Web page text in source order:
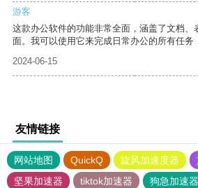
游客
这款办公软件的功能非常全面，涵盖了文档、
面。我可以使用它来完成日常办公的所有任务
2024-06-15
友情链接
网站地图 QuickQ 旋风加速度器
坚果加速器
tiktok加速器
狗急加速